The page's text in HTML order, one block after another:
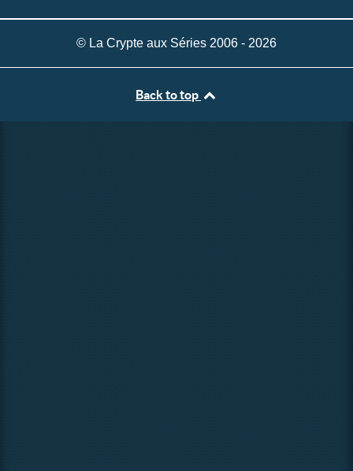
© La Crypte aux Séries 2006 - 2026
Back to top